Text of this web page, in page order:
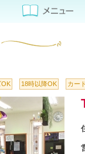
OK 18時以降OK カー